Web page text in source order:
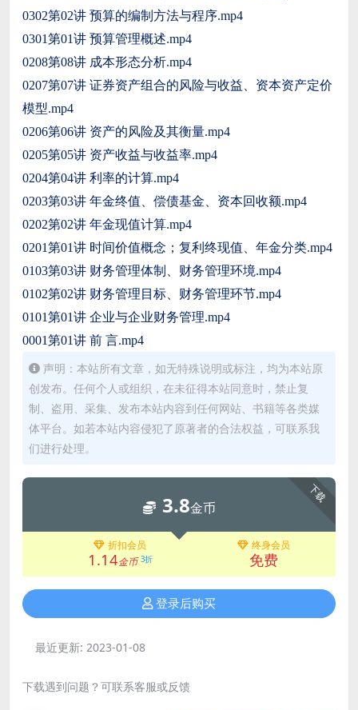
0302第02讲 预算的编制方法与程序.mp4
0301第01讲 预算管理概述.mp4
0208第08讲 成本形态分析.mp4
0207第07讲 证券资产组合的风险与收益、资本资产定价
模型.mp4
0206第06讲 资产的风险及其衡量.mp4
0205第05讲 资产收益与收益率.mp4
0204第04讲 利率的计算.mp4
0203第03讲 年金终值、偿债基金、资本回收额.mp4
0202第02讲 年金现值计算.mp4
0201第01讲 时间价值概念；复利终现值、年金分类.mp4
0103第03讲 财务管理体制、财务管理环境.mp4
0102第02讲 财务管理目标、财务管理环节.mp4
0101第01讲 企业与企业财务管理.mp4
0001第01讲 前 言.mp4
声明：本站所有文章，如无特殊说明或标注，均为本站原
创发布。任何个人或组织，在未征得本站同意时，禁止复
制、盗用、采集、发布本站内容到任何网站、书籍等各类媒
体平台。如若本站内容侵犯了原著者的合法权益，可联系我
们进行处理。
下载
3.8金币
折扣会员
1.14金币 3折
终身会员
免费
登录后购买
最近更新: 2023-01-08
下载遇到问题？可联系客服或反馈